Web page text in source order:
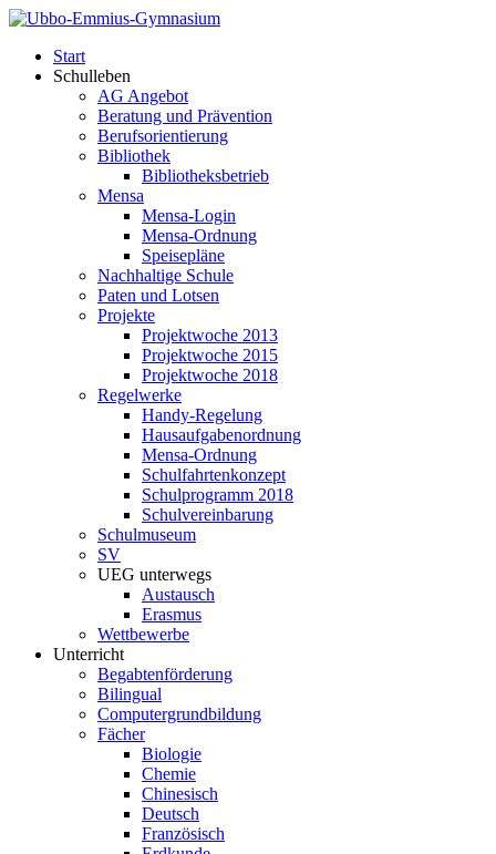
Start
Schulleben
AG Angebot
Beratung und Prävention
Berufsorientierung
Bibliothek
Bibliotheksbetrieb
Mensa
Mensa-Login
Mensa-Ordnung
Speisepläne
Nachhaltige Schule
Paten und Lotsen
Projekte
Projektwoche 2013
Projektwoche 2015
Projektwoche 2018
Regelwerke
Handy-Regelung
Hausaufgabenordnung
Mensa-Ordnung
Schulfahrtenkonzept
Schulprogramm 2018
Schulvereinbarung
Schulmuseum
SV
UEG unterwegs
Austausch
Erasmus
Wettbewerbe
Unterricht
Begabtenförderung
Bilingual
Computergrundbildung
Fächer
Biologie
Chemie
Chinesisch
Deutsch
Französisch